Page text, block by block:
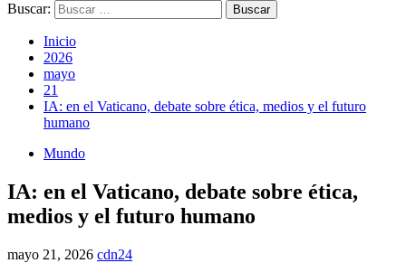
Buscar:
Inicio
2026
mayo
21
IA: en el Vaticano, debate sobre ética, medios y el futuro
humano
Mundo
IA: en el Vaticano, debate sobre ética,
medios y el futuro humano
mayo 21, 2026 cdn24